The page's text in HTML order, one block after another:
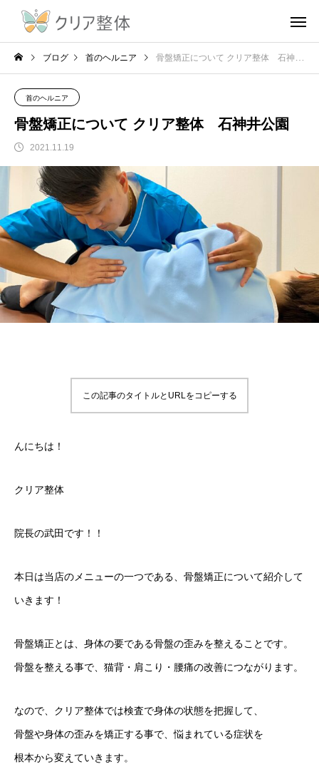
ブログ 首のヘルニア 骨盤矯正について クリア整体 石神井公園
首のヘルニア
骨盤矯正について クリア整体 石神井公園
2021.11.19
この記事のタイトルとURLをコピーする
んにちは！
クリア整体
院長の武田です！！
本日は当店のメニューの一つである、骨盤矯正について紹介して
いきます！
骨盤矯正とは、身体の要である骨盤の歪みを整えることです。
骨盤を整える事で、猫背・肩こり・腰痛の改善につながります。
なので、クリア整体では検査で身体の状態を把握して、
骨盤や身体の歪みを矯正する事で、悩まれている症状を
根本から変えていきます。